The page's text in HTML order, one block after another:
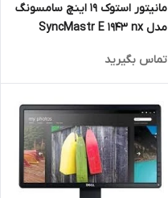
مانیتور استوک 19 اینچ سامسونگ
مدل SyncMastr E 1943 nx
تماس بگیرید